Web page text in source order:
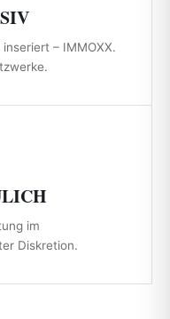
– IMMOXX.
im
Diskretion.